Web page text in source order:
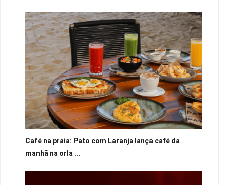
Café na praia: Pato com Laranja lança café da
manhã na orla ...